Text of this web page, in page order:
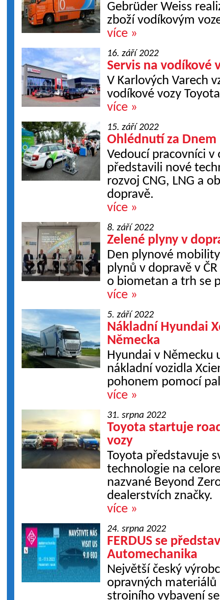
Gebrüder Weiss
zboží vodíkovým
více »
16. září 2022
Servis na vodíkové
V Karlových Varech
vodíkové vozy
více »
15. září 2022
Ohlédnutí za
Vedoucí pracovníci
představili nové
rozvoj CNG, LNG a
dopravě.
více »
8. září 2022
Zelené plyny v
Den plynové
plynů v dopravě v
o biometan a trh se
více »
5. září 2022
Nákladní Hyundai
Německa
Hyundai v Německu
nákladní vozidla
pohonem pomocí
více »
31. srpna 2022
Toyota startuje
vozy
Toyota představuje
technologie na
nazvané Beyond
dealerstvích značky.
více »
24. srpna 2022
FERDUS se
Automechanika
Největší český
opravných
strojního vybavení